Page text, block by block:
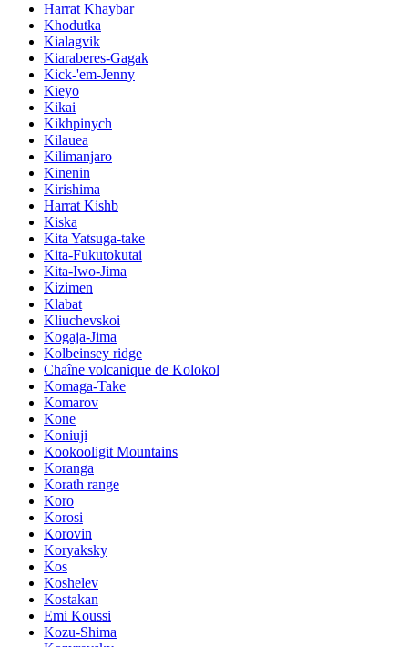
Harrat Khaybar
Khodutka
Kialagvik
Kiaraberes-Gagak
Kick-'em-Jenny
Kieyo
Kikai
Kikhpinych
Kilauea
Kilimanjaro
Kinenin
Kirishima
Harrat Kishb
Kiska
Kita Yatsuga-take
Kita-Fukutokutai
Kita-Iwo-Jima
Kizimen
Klabat
Kliuchevskoi
Kogaja-Jima
Kolbeinsey ridge
Chaîne volcanique de Kolokol
Komaga-Take
Komarov
Kone
Koniuji
Kookooligit Mountains
Koranga
Korath range
Koro
Korosi
Korovin
Koryaksky
Kos
Koshelev
Kostakan
Emi Koussi
Kozu-Shima